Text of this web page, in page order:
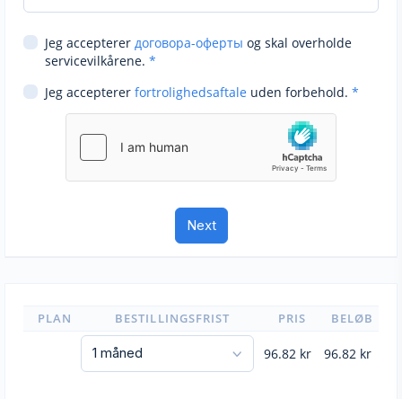
Jeg accepterer договора-оферты og skal overholde
servicevilkårene. *
Jeg accepterer fortrolighedsaftale uden forbehold. *
PLAN BESTILLINGSFRIST PRIS BELØB
96.82kr 96.82kr